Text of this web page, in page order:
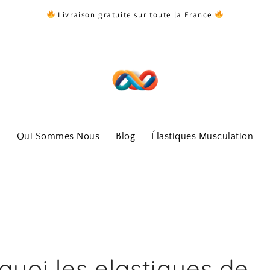
Livraison gratuite sur toute la France
Qui Sommes Nous Blog Élastiques Musculation